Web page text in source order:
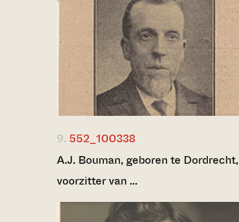
9. 552_100338
A.J. Bouman, geboren te Dordrecht,
voorzitter van …